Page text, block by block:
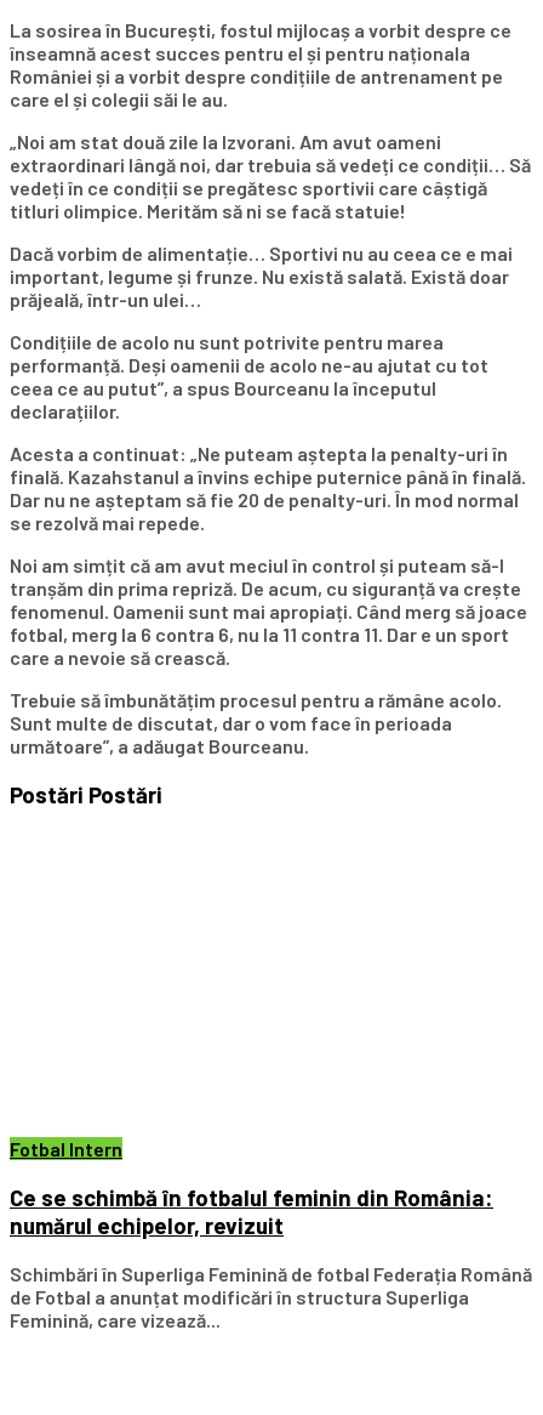
La sosirea în București, fostul mijlocaș a vorbit despre ce
înseamnă acest succes pentru el și pentru naționala
României și a vorbit despre condițiile de antrenament pe
care el și colegii săi le au.
„Noi am stat două zile la Izvorani. Am avut oameni
extraordinari lângă noi, dar trebuia să vedeți ce condiții… Să
vedeți în ce condiții se pregătesc sportivii care câștigă
titluri olimpice. Merităm să ni se facă statuie!
Dacă vorbim de alimentație… Sportivi nu au ceea ce e mai
important, legume și frunze. Nu există salată. Există doar
prăjeală, într-un ulei…
Condițiile de acolo nu sunt potrivite pentru marea
performanță. Deși oamenii de acolo ne-au ajutat cu tot
ceea ce au putut”, a spus Bourceanu la începutul
declarațiilor.
Acesta a continuat: „Ne puteam aștepta la penalty-uri în
finală. Kazahstanul a învins echipe puternice până în finală.
Dar nu ne așteptam să fie 20 de penalty-uri. În mod normal
se rezolvă mai repede.
Noi am simțit că am avut meciul în control și puteam să-l
tranșăm din prima repriză. De acum, cu siguranță va crește
fenomenul. Oamenii sunt mai apropiați. Când merg să joace
fotbal, merg la 6 contra 6, nu la 11 contra 11. Dar e un sport
care a nevoie să crească.
Trebuie să îmbunătățim procesul pentru a rămâne acolo.
Sunt multe de discutat, dar o vom face în perioada
următoare”, a adăugat Bourceanu.
Postări Postări
Fotbal Intern
Ce se schimbă în fotbalul feminin din România:
numărul echipelor, revizuit
Schimbări în Superliga Feminină de fotbal Federația Română
de Fotbal a anunțat modificări în structura Superliga
Feminină, care vizează...